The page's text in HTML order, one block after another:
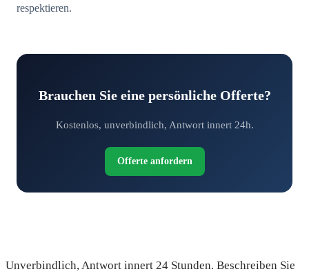
respektieren.
Brauchen Sie eine persönliche Offerte?
Kostenlos, unverbindlich, Antwort innert 24h.
Offerte anfordern
Unverbindlich, Antwort innert 24 Stunden. Beschreiben Sie